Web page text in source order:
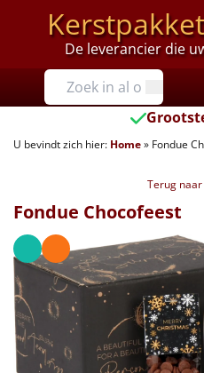
De leverancier die
Prijzen
Tot €25
€25 tot €35
€40 tot €45
€45 tot €50
€50 tot €55
€55 tot €75
U bevindt zich hier: Home» Fondue
Terug
Fondue Chocofeest